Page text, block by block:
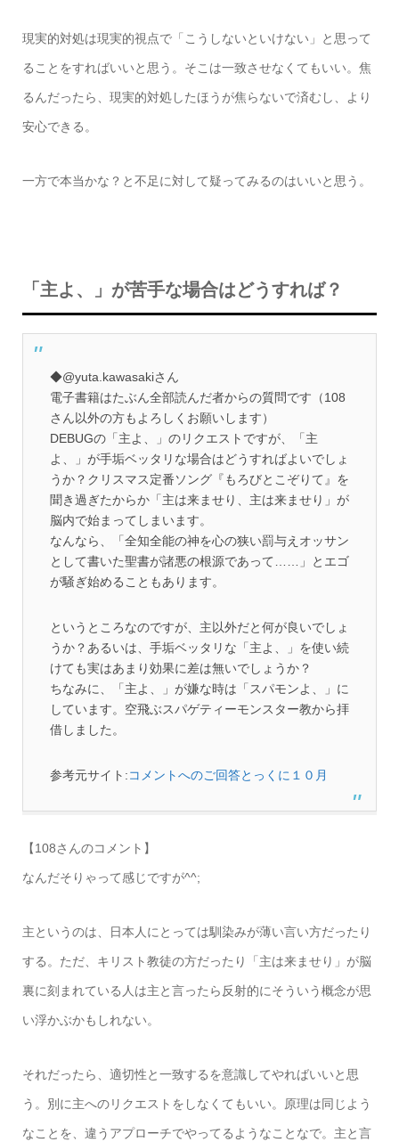
現実的対処は現実的視点で「こうしないといけない」と思って
ることをすればいいと思う。そこは一致させなくてもいい。焦
るんだったら、現実的対処したほうが焦らないで済むし、より
安心できる。
一方で本当かな？と不足に対して疑ってみるのはいいと思う。
「主よ、」が苦手な場合はどうすれば？
◆@yuta.kawasakiさん
電子書籍はたぶん全部読んだ者からの質問です（108
さん以外の方もよろしくお願いします）
DEBUGの「主よ、」のリクエストですが、「主
よ、」が手垢ベッタリな場合はどうすればよいでしょ
うか？クリスマス定番ソング『もろびとこぞりて』を
聞き過ぎたからか「主は来ませり、主は来ませり」が
脳内で始まってしまいます。
なんなら、「全知全能の神を心の狭い罰与えオッサン
として書いた聖書が諸悪の根源であって……」とエゴ
が騒ぎ始めることもあります。
というところなのですが、主以外だと何が良いでしょ
うか？あるいは、手垢ベッタリな「主よ、」を使い続
けても実はあまり効果に差は無いでしょうか？
ちなみに、「主よ、」が嫌な時は「スパモンよ、」に
しています。空飛ぶスパゲティーモンスター教から拝
借しました。
参考元サイト:コメントへのご回答とっくに１０月
【108さんのコメント】
なんだそりゃって感じですが^^;
主というのは、日本人にとっては馴染みが薄い言い方だったり
する。ただ、キリスト教徒の方だったり「主は来ませり」が脳
裏に刻まれている人は主と言ったら反射的にそういう概念が思
い浮かぶかもしれない。
それだったら、適切性と一致するを意識してやればいいと思
う。別に主へのリクエストをしなくてもいい。原理は同じよう
なことを、違うアプローチでやってるようなことなで。主と言